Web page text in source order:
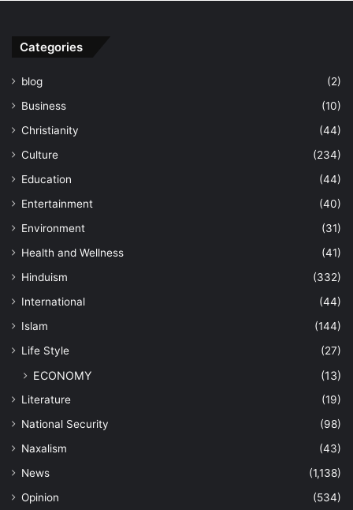
Categories
blog
(2)
Business
(10)
Christianity
(44)
Culture
(234)
Education
(44)
Entertainment
(40)
Environment
(31)
Health and Wellness
(41)
Hinduism
(332)
International
(44)
Islam
(144)
Life Style
(27)
ECONOMY (13)
Literature
(19)
National Security
(98)
Naxalism
(43)
News
(1,138)
Opinion
(534)